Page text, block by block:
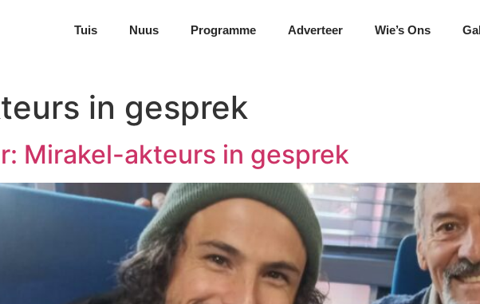
Tuis Nuus Programme Adverteer Wie’s Ons
in gesprek
Mirakel-akteurs in gesprek